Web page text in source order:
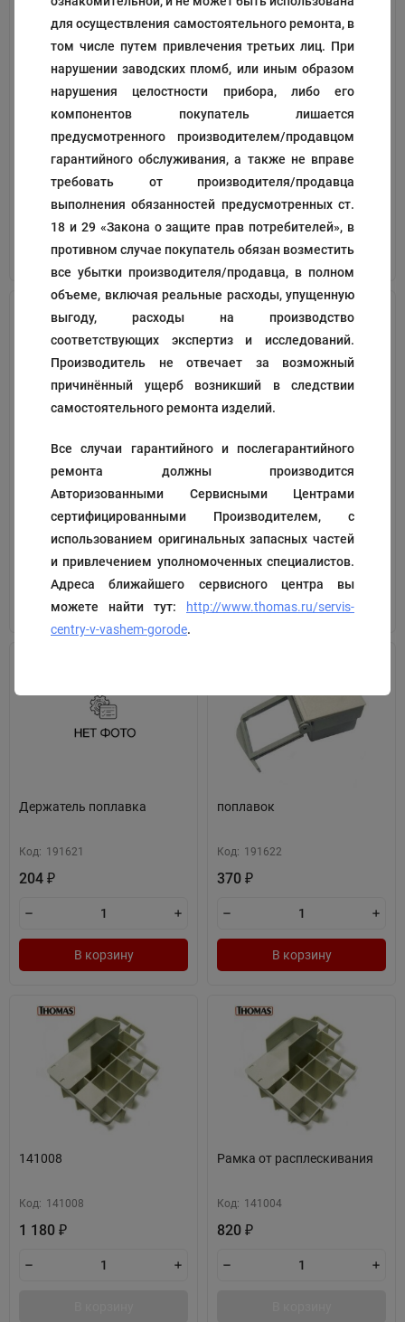
для осуществления самостоятельного ремонта, в
том числе путем привлечения третьих лиц. При
нарушении заводских пломб, или иным образом
нарушения целостности прибора, либо его
компонентов покупатель лишается
предусмотренного производителем/продавцом
гарантийного обслуживания, а также не вправе
требовать от производителя/продавца
выполнения обязанностей предусмотренных ст.
18 и 29 «Закона о защите прав потребителей», в
противном случае покупатель обязан возместить
все убытки производителя/продавца, в полном
объеме, включая реальные расходы, упущенную
выгоду, расходы на производство
соответствующих экспертиз и исследований.
Производитель не отвечает за возможный
причинённый ущерб возникший в следствии
самостоятельного ремонта изделий.
Все случаи гарантийного и послегарантийного
ремонта должны производится
Авторизованными Сервисными Центрами
сертифицированными Производителем, с
использованием оригинальных запасных частей
и привлечением уполномоченных специалистов.
Адреса ближайшего сервисного центра вы
можете найти тут:
http://www.thomas.ru/servis-
centry-v-vashem-gorode.
195270
В корзину
Фильтр поролоновый
Код:
В корзину
Фильтр аквасистемы
(кубик)
191939
В корзину
ручка ведра для грязной
В корзину
Держатель поплавка
Код: 191621
204 ₽
В корзину
поплавок
Код: 191622
370 ₽
В корзину
141008
Код: 141008
1 180 ₽
Рамка от расплескивания
Код: 141004
820 ₽